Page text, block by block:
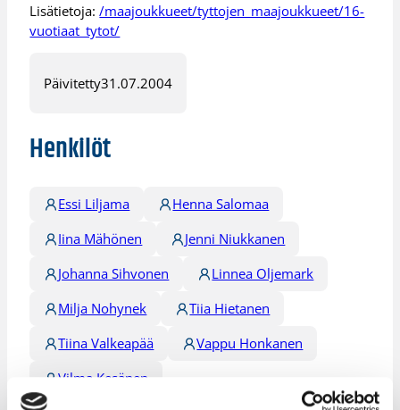
Lisätietoja:/maajoukkueet/tyttojen_maajoukkueet/16-
vuotiaat_tytot/
Päivitetty31.07.2004
Henkilöt
Essi Liljama
Henna Salomaa
Iina Mähönen
Jenni Niukkanen
Johanna Sihvonen
Linnea Oljemark
Milja Nohynek
Tiia Hietanen
Tiina Valkeapää
Vappu Honkanen
Vilma Kesänen